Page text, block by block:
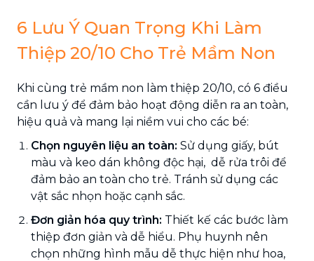
6 Lưu Ý Quan Trọng Khi Làm
Thiệp 20/10 Cho Trẻ Mầm Non
Khi cùng trẻ mầm non làm thiệp 20/10, có 6 điều
cần lưu ý để đảm bảo hoạt động diễn ra an toàn,
hiệu quả và mang lại niềm vui cho các bé:
Chọn nguyên liệu an toàn: Sử dụng giấy, bút
màu và keo dán không độc hại, dễ rửa trôi để
đảm bảo an toàn cho trẻ. Tránh sử dụng các
vật sắc nhọn hoặc cạnh sắc.
Đơn giản hóa quy trình: Thiết kế các bước làm
thiệp đơn giản và dễ hiểu. Phụ huynh nên
chọn những hình mẫu dễ thực hiện như hoa,